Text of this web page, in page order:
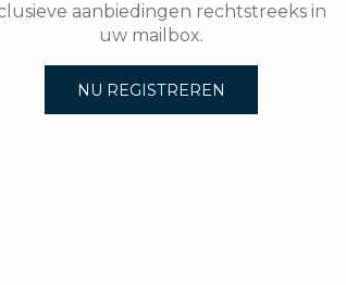
aanbiedingen rechtstreeks in
uw mailbox.
NU REGISTREREN